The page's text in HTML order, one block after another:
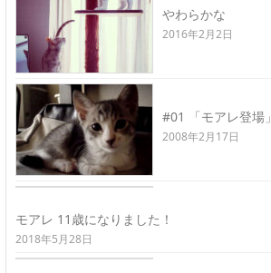
やわらかな
2016年2月2日
#01 「モアレ登場」
2008年2月17日
モアレ 11歳になりました！
2018年5月28日